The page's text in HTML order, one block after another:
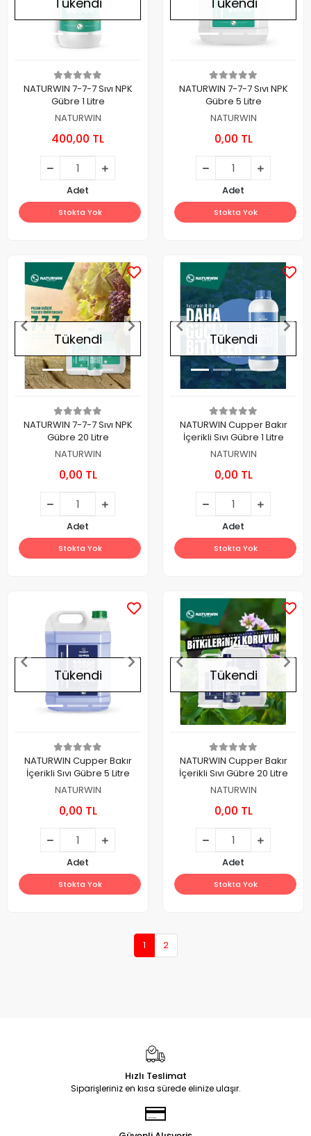
NATURWIN 7-7-7 Sıvı NPK
Gübre 1 Litre
NATURWIN
400,00 TL
Adet
Stokta Yok
NATURWIN 7-7-7 Sıvı NPK
Gübre 5 Litre
NATURWIN
0,00 TL
Adet
Stokta Yok
Tükendi
NATURWIN 7-7-7 Sıvı NPK
Gübre 20 Litre
NATURWIN
0,00 TL
Adet
Stokta Yok
Tükendi
NATURWIN Cupper Bakır
İçerikli Sıvı Gübre 1 Litre
NATURWIN
0,00 TL
Adet
Stokta Yok
Tükendi
NATURWIN Cupper Bakır
İçerikli Sıvı Gübre 5 Litre
NATURWIN
0,00 TL
Adet
Stokta Yok
Tükendi
NATURWIN Cupper Bakır
İçerikli Sıvı Gübre 20 Litre
NATURWIN
0,00 TL
Adet
Stokta Yok
1 2
Hızlı Teslimat
Siparişleriniz en kısa sürede elinize ulaşır.